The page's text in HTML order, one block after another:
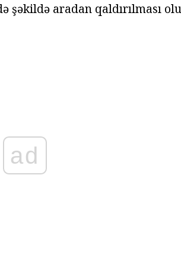
şəkildə aradan qaldırılması
ad